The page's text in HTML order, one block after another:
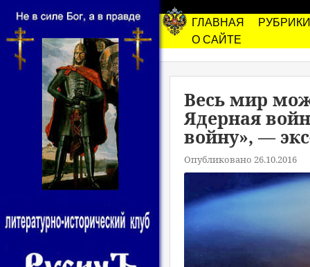
ГЛАВНАЯ
РУБРИКИ
О САЙТЕ
Весь мир
Ядерная
войну», —
Опубликовано 26.10.2016